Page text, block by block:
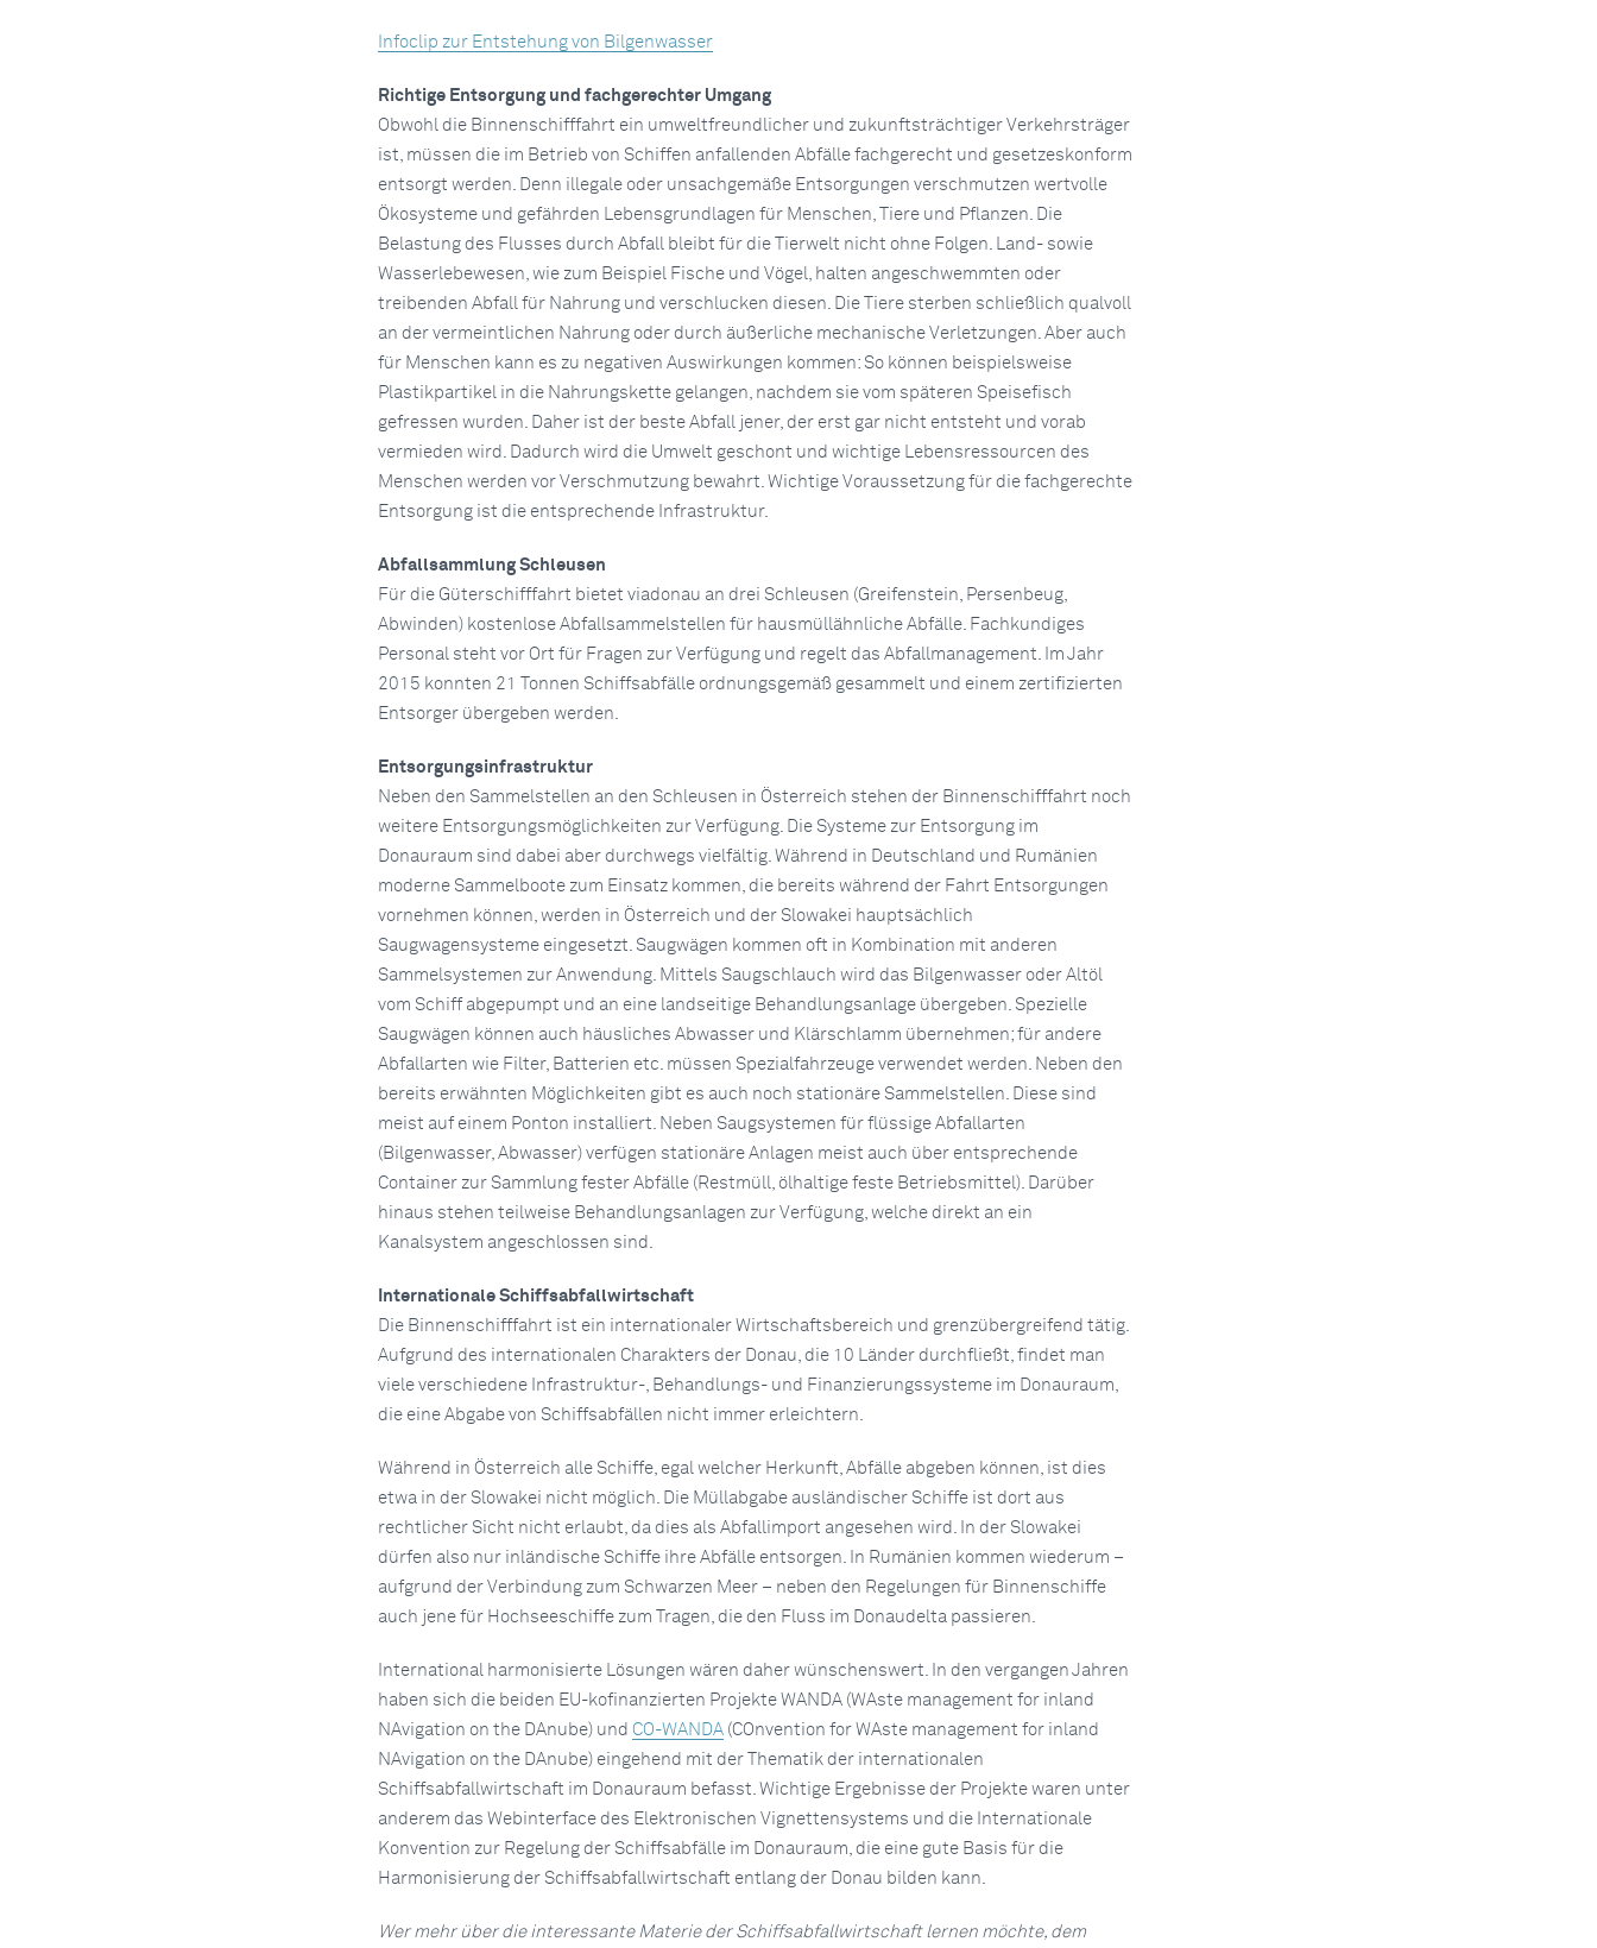
Infoclip zur Entstehung von Bilgenwasser
Richtige Entsorgung und fachgerechter Umgang
Obwohl die Binnenschifffahrt ein umweltfreundlicher und zukunftsträchtiger Verkehrsträger
ist, müssen die im Betrieb von Schiffen anfallenden Abfälle fachgerecht und gesetzeskonform
entsorgt werden. Denn illegale oder unsachgemäße Entsorgungen verschmutzen wertvolle
Ökosysteme und gefährden Lebensgrundlagen für Menschen, Tiere und Pflanzen. Die
Belastung des Flusses durch Abfall bleibt für die Tierwelt nicht ohne Folgen. Land- sowie
Wasserlebewesen, wie zum Beispiel Fische und Vögel, halten angeschwemmten oder
treibenden Abfall für Nahrung und verschlucken diesen. Die Tiere sterben schließlich qualvoll
an der vermeintlichen Nahrung oder durch äußerliche mechanische Verletzungen. Aber auch
für Menschen kann es zu negativen Auswirkungen kommen: So können beispielsweise
Plastikpartikel in die Nahrungskette gelangen, nachdem sie vom späteren Speisefisch
gefressen wurden. Daher ist der beste Abfall jener, der erst gar nicht entsteht und vorab
vermieden wird. Dadurch wird die Umwelt geschont und wichtige Lebensressourcen des
Menschen werden vor Verschmutzung bewahrt. Wichtige Voraussetzung für die fachgerechte
Entsorgung ist die entsprechende Infrastruktur.
Abfallsammlung Schleusen
Für die Güterschifffahrt bietet viadonau an drei Schleusen (Greifenstein, Persenbeug,
Abwinden) kostenlose Abfallsammelstellen für hausmüllähnliche Abfälle. Fachkundiges
Personal steht vor Ort für Fragen zur Verfügung und regelt das Abfallmanagement. Im Jahr
2015 konnten 21 Tonnen Schiffsabfälle ordnungsgemäß gesammelt und einem zertifizierten
Entsorger übergeben werden.
Entsorgungsinfrastruktur
Neben den Sammelstellen an den Schleusen in Österreich stehen der Binnenschifffahrt noch
weitere Entsorgungsmöglichkeiten zur Verfügung. Die Systeme zur Entsorgung im
Donauraum sind dabei aber durchwegs vielfältig. Während in Deutschland und Rumänien
moderne Sammelboote zum Einsatz kommen, die bereits während der Fahrt Entsorgungen
vornehmen können, werden in Österreich und der Slowakei hauptsächlich
Saugwagensysteme eingesetzt. Saugwägen kommen oft in Kombination mit anderen
Sammelsystemen zur Anwendung. Mittels Saugschlauch wird das Bilgenwasser oder Altöl
vom Schiff abgepumpt und an eine landseitige Behandlungsanlage übergeben. Spezielle
Saugwägen können auch häusliches Abwasser und Klärschlamm übernehmen; für andere
Abfallarten wie Filter, Batterien etc. müssen Spezialfahrzeuge verwendet werden. Neben den
bereits erwähnten Möglichkeiten gibt es auch noch stationäre Sammelstellen. Diese sind
meist auf einem Ponton installiert. Neben Saugsystemen für flüssige Abfallarten
(Bilgenwasser, Abwasser) verfügen stationäre Anlagen meist auch über entsprechende
Container zur Sammlung fester Abfälle (Restmüll, ölhaltige feste Betriebsmittel). Darüber
hinaus stehen teilweise Behandlungsanlagen zur Verfügung, welche direkt an ein
Kanalsystem angeschlossen sind.
Internationale Schiffsabfallwirtschaft
Die Binnenschifffahrt ist ein internationaler Wirtschaftsbereich und grenzübergreifend tätig.
Aufgrund des internationalen Charakters der Donau, die 10 Länder durchfließt, findet man
viele verschiedene Infrastruktur-, Behandlungs- und Finanzierungssysteme im Donauraum,
die eine Abgabe von Schiffsabfällen nicht immer erleichtern.
Während in Österreich alle Schiffe, egal welcher Herkunft, Abfälle abgeben können, ist dies
etwa in der Slowakei nicht möglich. Die Müllabgabe ausländischer Schiffe ist dort aus
rechtlicher Sicht nicht erlaubt, da dies als Abfallimport angesehen wird. In der Slowakei
dürfen also nur inländische Schiffe ihre Abfälle entsorgen. In Rumänien kommen wiederum –
aufgrund der Verbindung zum Schwarzen Meer – neben den Regelungen für Binnenschiffe
auch jene für Hochseeschiffe zum Tragen, die den Fluss im Donaudelta passieren.
International harmonisierte Lösungen wären daher wünschenswert. In den vergangen Jahren
haben sich die beiden EU-kofinanzierten Projekte WANDA (WAste management for inland
NAvigation on the DAnube) und CO-WANDA(COnvention for WAste management for inland
NAvigation on the DAnube) eingehend mit der Thematik der internationalen
Schiffsabfallwirtschaft im Donauraum befasst. Wichtige Ergebnisse der Projekte waren unter
anderem das Webinterface des Elektronischen Vignettensystems und die Internationale
Konvention zur Regelung der Schiffsabfälle im Donauraum, die eine gute Basis für die
Harmonisierung der Schiffsabfallwirtschaft entlang der Donau bilden kann.
Wer mehr über die interessante Materie der Schiffsabfallwirtschaft lernen möchte, dem